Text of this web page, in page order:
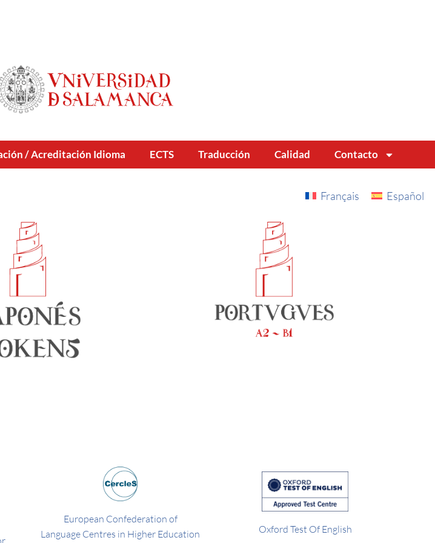
/ Acreditación Idioma ECTS Traducción Calidad Contacto
Français Español
European Confederation of
Language Centres in Higher Education
Oxford Test Of English